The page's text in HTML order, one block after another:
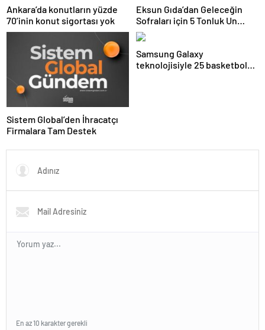
Ankara’da konutların yüzde
70’inin konut sigortası yok
Eksun Gıda’dan Geleceğin
Sofraları için 5 Tonluk Un
Desteği
Sistem Global’den İhracatçı
Firmalara Tam Destek
Samsung Galaxy
teknolojisiyle 25 basketbol
En az 10 karakter gerekli